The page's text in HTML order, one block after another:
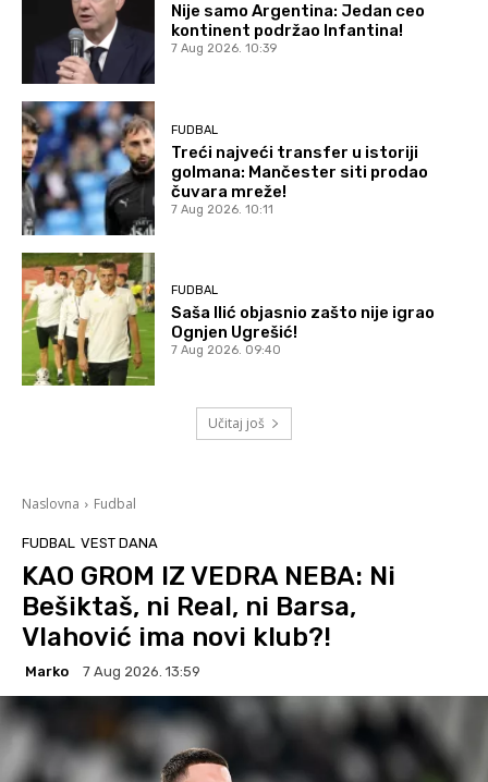
Nije samo Argentina: Jedan ceo
kontinent podržao Infantina!
7 Aug 2026. 10:39
FUDBAL
Treći najveći transfer u istoriji
golmana: Mančester siti prodao
čuvara mreže!
7 Aug 2026. 10:11
FUDBAL
Saša Ilić objasnio zašto nije igrao
Ognjen Ugrešić!
7 Aug 2026. 09:40
Učitaj još